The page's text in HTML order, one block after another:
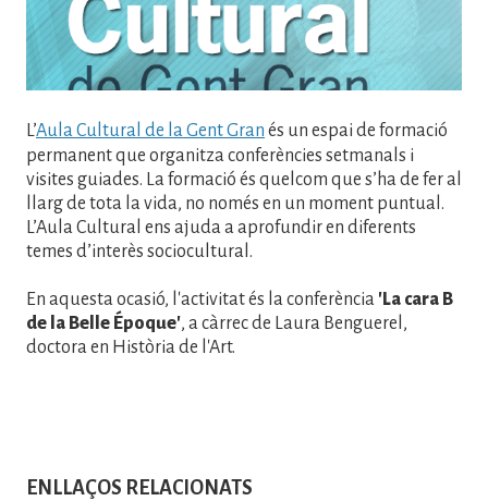
L’Aula Cultural de la Gent Gran és un espai de formació
permanent que organitza conferències setmanals i
visites guiades. La formació és quelcom que s’ha de fer al
llarg de tota la vida, no només en un moment puntual.
L’Aula Cultural ens ajuda a aprofundir en diferents
temes d’interès sociocultural.
En aquesta ocasió, l'activitat és la conferència 'La cara B
de la Belle Époque', a càrrec de Laura Benguerel,
doctora en Història de l'Art.
ENLLAÇOS RELACIONATS